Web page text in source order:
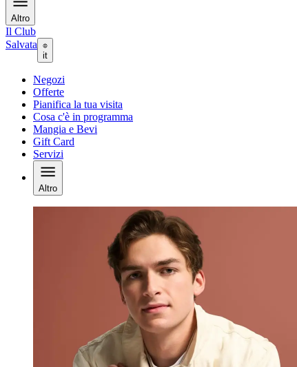
Altro
Il Club
Salvata
it
Negozi
Offerte
Pianifica la tua visita
Cosa c'è in programma
Mangia e Bevi
Gift Card
Servizi
Altro